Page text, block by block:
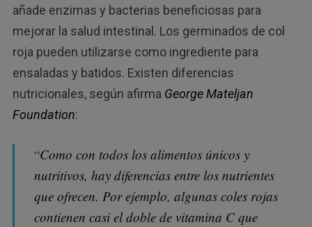
añade enzimas y bacterias beneficiosas para
mejorar la salud intestinal. Los germinados de col
roja pueden utilizarse como ingrediente para
ensaladas y batidos. Existen diferencias
nutricionales, según afirma George Mateljan
Foundation:
“Como con todos los alimentos únicos y
nutritivos, hay diferencias entre los nutrientes
que ofrecen. Por ejemplo, algunas coles rojas
contienen casi el doble de vitamina C que